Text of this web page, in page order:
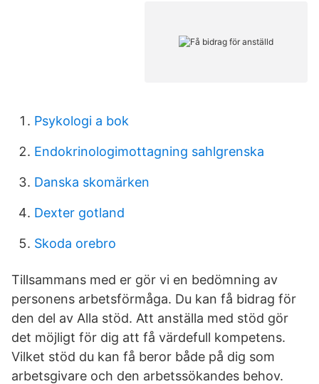
Psykologi a bok
Endokrinologimottagning sahlgrenska
Danska skomärken
Dexter gotland
Skoda orebro
Tillsammans med er gör vi en bedömning av
personens arbetsförmåga. Du kan få bidrag för
den del av Alla stöd. Att anställa med stöd gör
det möjligt för dig att få värdefull kompetens.
Vilket stöd du kan få beror både på dig som
arbetsgivare och den arbetssökandes behov.